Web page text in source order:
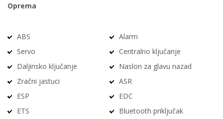
Oprema
ABS
Alarm
Servo
Centralno ključanje
Daljinsko ključanje
Naslon za glavu nazad
Zračni jastuci
ASR
ESP
EDC
ETS
Bluetooth priključak